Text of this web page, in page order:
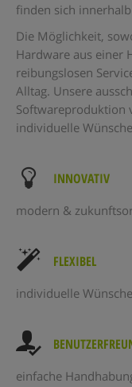
finden sich
Die Möglichkeit,
Hardware aus einer
reibungslosen
Alltag. Unsere
Softwareproduktion
individuelle
INNOVATIV
modern &
FLEXIBEL
individuelle
einfache